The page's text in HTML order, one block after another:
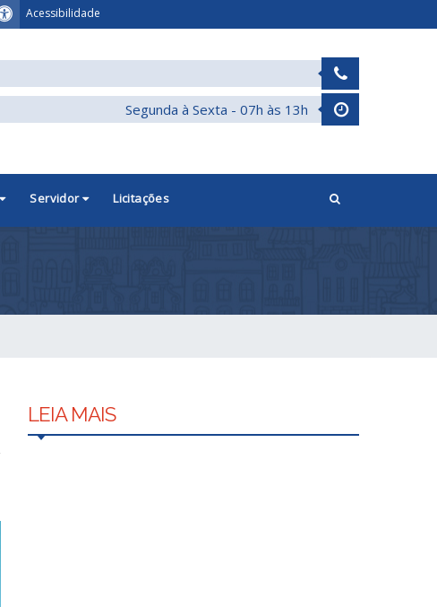
Acessibilidade
Segunda à Sexta - 07h às 13h
Servidor Licitações
LEIA MAIS